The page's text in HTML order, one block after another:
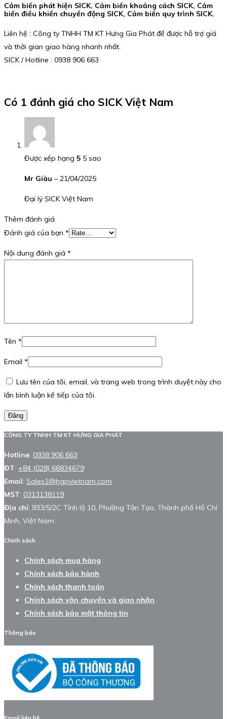
Cảm biến phát hiện SICK, Cảm biến khoảng cách SICK, Cảm
biến điều khiển chuyển động SICK, Cảm biến quy trình SICK.
Liên hệ : Công ty TNHH TM KT Hưng Gia Phát để được hỗ trợ giá
và thời gian giao hàng nhanh nhất.
SICK / Hotline : 0938 906 663
Có 1 đánh giá cho SICK Việt Nam
Được xếp hạng 5 5 sao
Mr Giàu – 21/04/2025
Đại lý SICK Việt Nam
Thêm đánh giá
Đánh giá của bạn *
Nội dung đánh giá *
Tên *
Email *
Lưu tên của tôi, email, và trang web trong trình duyệt này cho
lần bình luận kế tiếp của tôi.
Đăng
CÔNG TY TNHH TM KT HƯNG GIA PHÁT
Hotline: 0938 906 663
ĐT: +84 (028) 66834679
Email: Sales1@hgpvietnam.com
MST: 0313138119
Địa chỉ: 933/5/2C Tỉnh lộ 10, Phường Tân Tạo, Thành phố Hồ Chí
Minh, Việt Nam.
Chính sách
Chính sách mua hàng
Chính sách bảo hành
Chính sách thanh toán
Chính sách vận chuyển và giao nhận
Chính sách bảo mật thông tin
Thông báo